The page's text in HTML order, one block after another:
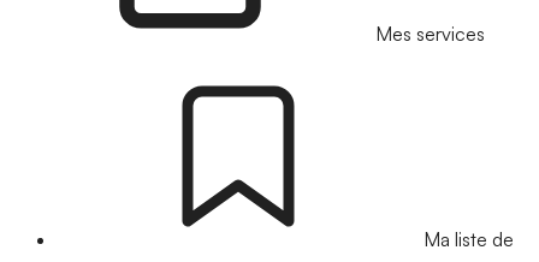
Mes services
Ma liste de